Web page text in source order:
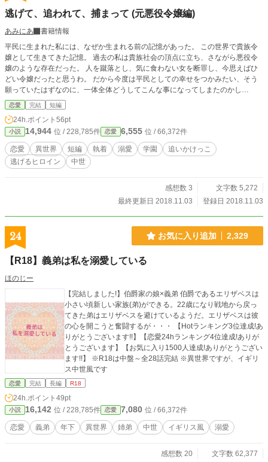
逃げて、追われて、捕まって (元悪役令嬢編)
あみにあ
書籍情報
平民に生まれた私には、なぜか生まれる前の記憶があった。 この世界で貴族令
嬢として生きてきた記憶。 過去の私は貴族社会の頂点に立ち、さながら悪役令
嬢のような存在だった。 人を蹴落とし、気に食わない女を断罪し、今思えばひ
どい令嬢だったと思うわ。 だから今度は平民としての幸せをつかみたい、そう
願っていたはずなのに、一体全体どうしてこんな事になってしまたのかし
ら……。 ＊＊＊＊＊ご報告＊＊＊＊ 「逃げて、追われて、捕まって」連載版に
ついては、2020年 1月28日 レジーナブックス 様より書籍化しております。 *
*************** サクサクと読める、5000字程度の短編を書いてみました！ なろ
うでも同じ話を投稿しております。
恋愛 完結 短編
24h.ポイント 56pt
小説 14,944 位 / 228,785件 恋愛 6,555 位 / 66,372件
恋愛 異世界 短編 執着 溺愛 学園
追いかけっこ
逃げるヒロイン
中世
感想数 3
文字数 5,272
最終更新日 2018.11.03
登録日 2018.11.03
24 お気に入り追加 2,329
【R18】義弟は私を溺愛している
ほのじー
【完結しました!】伯爵家の娘×義弟 伯爵であるエリザベスは
小さい頃新しい家族(弟)ができる。22歳になり戦地から戻っ
てきた弟はエリザベスを避けているようだ。エリザベスは彼
の心を開こうと奮闘するが・・・ 【Hotランキング3位達成!あ
りがとうございます!!】【恋愛24hランキング4位達成!ありが
とうございます】【お気に入り1500人達成!ありがとうござい
ます!!】 ※R18は中盤～全28話完結 ※異世界ですが、イギリ
ス中世風です
恋愛 完結 長編 R18
24h.ポイント 49pt
小説 16,142 位 / 228,785件 恋愛 7,080 位 / 66,372件
恋愛 義弟 年下 異世界 姉弟 中世 イギリス風 溺愛
感想数 20
文字数 62,377